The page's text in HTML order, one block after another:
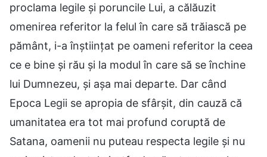
proclama legile și poruncile Lui, a călăuzit
omenirea referitor la felul în care să trăiască pe
pământ, i-a înștiințat pe oameni referitor la ceea
ce e bine și rău și la modul în care să se închine
lui Dumnezeu, și așa mai departe. Dar când
Epoca Legii se apropia de sfârșit, din cauză că
umanitatea era tot mai profund coruptă de
Satana, oamenii nu puteau respecta legile și nu